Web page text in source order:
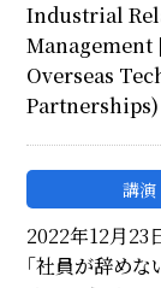
Industrial
Management
Overseas
Partnerships)
講演
2022年12月23
｢社員が辞め